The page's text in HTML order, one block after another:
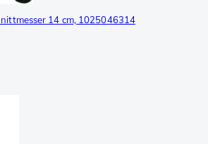
14 cm, 1025046314